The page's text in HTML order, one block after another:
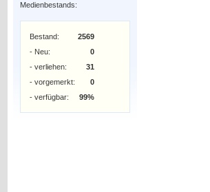
Medienbestands:
Bestand:
2569
- Neu:
0
- verliehen:
31
- vorgemerkt:
0
- verfügbar:
99%